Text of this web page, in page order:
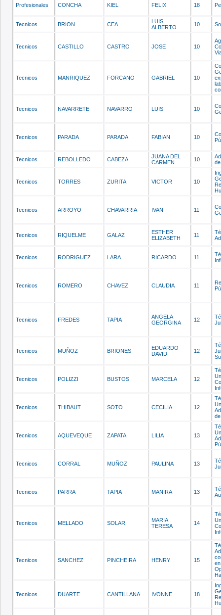
Profesionales CONCHA KIEL FELIX 18
Tecnicos BRION CEA
LUIS
ALBERTO
10
Tecnicos CASTILLO CASTRO JOSE 10
Tecnicos MANRIQUEZ FORCANO GABRIEL 10
Tecnicos NAVARRETE NAVARRO LUIS 10
Tecnicos PARADA PARADA FABIAN 10
Tecnicos REBOLLEDO CABEZA
JUANA DEL
CARMEN
10
Tecnicos TORRES ZURITA VICTOR 10
Tecnicos ARROYO CHAVARRIA IVAN 11
Tecnicos RIQUELME GALAZ
ESTHER
ELIZABETH
11
Tecnicos RODRIGUEZ LARA RICARDO 11
Tecnicos ROMERO CHAVEZ CLAUDIA 11
Tecnicos FREDES TAPIA
ANGELA
GEORGINA
12
Tecnicos MUÑOZ BRIONES
EDUARDO
DAVID
12
Tecnicos POLIZZI BUSTOS MARCELA 12
Tecnicos THIBAUT SOTO CECILIA 12
Tecnicos AQUEVEQUE ZAPATA LILIA 13
Tecnicos CORRAL MUÑOZ PAULINA 13
Tecnicos PARRA TAPIA MANIRA 13
Tecnicos MELLADO SOLAR
MARIA
TERESA
14
Tecnicos SANCHEZ PINCHEIRA HENRY 15
Tecnicos DUARTE CANTILLANA IVONNE 18